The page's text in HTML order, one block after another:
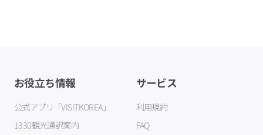
お役立ち情報
公式アプリ「VISITKOREA」
1330観光通訳案内
サービス
利用規約
FAQ